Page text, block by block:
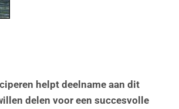
helpt deelname aan dit
delen voor een succesvolle